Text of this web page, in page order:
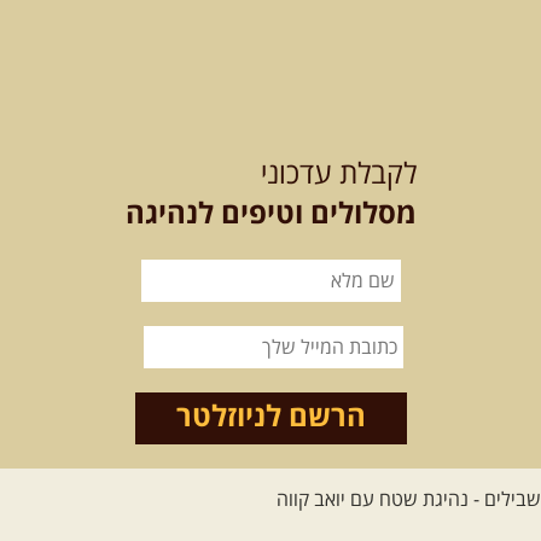
למגוון רכבי שטח
בחרנו לילה מיוחד לטיול מיוחד!
השמיים יהיו נקיים, הכוכבים ...
שישי- מעיינות
ואתגרים בצפון הרמה
מסלול חדש בצפון רמת הגולן בהובלת
מדריך תושב האזור. המסלול ...
לקבלת עדכוני
מסלולים וטיפים לנהיגה
הרשם לניוזלטר